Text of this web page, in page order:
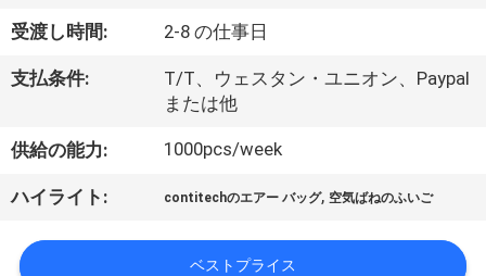
て
工
場
旅
受渡し時間: 2-8 の仕事日
支払条件:
T/T、ウェスタン・ユニオン、Paypal
または他
供給の能力: 1000pcs/week
ハイライト: contitechのエアー バッグ, 空気ばねのふいご
ベストプライス